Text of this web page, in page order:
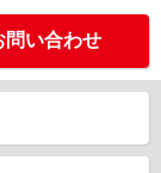
問い合わせ